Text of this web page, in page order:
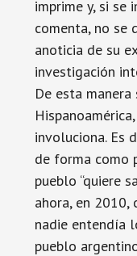
imprime y, si se
comenta, no se
anoticia de su
investigación
De esta
involuciona. Es
de forma como
pueblo “quiere
ahora, en 2010,
nadie entendía
pueblo